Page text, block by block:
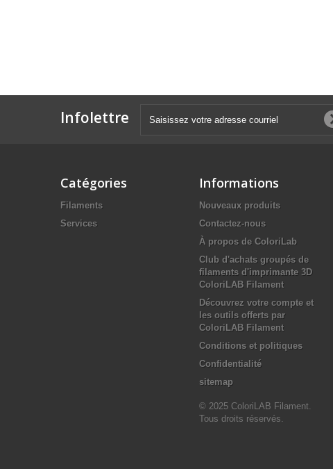
Infolettre
Catégories
Filaments
Services
Informations
Nouveaux produits
Contactez-nous
À propos de ColoriLab
Club d'achats groupés de
filaments d'imprimante 3D
ColoriLAB Filament
Découvrez votre compte et
les outils offerts par
ColoriLAB Filament
Conditions et politiques
Confidentialité
sitemap
© 2025 ColoriLAB Filament.
Tous droits réservés.